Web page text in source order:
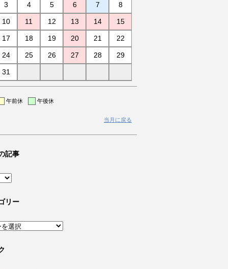
3 4 5 6 7 8
10 11 12 13 14 15
17 18 19 20 21 22
24 25 26 27 28 29
31
午前休 午後休
当月に戻る
記事
リー